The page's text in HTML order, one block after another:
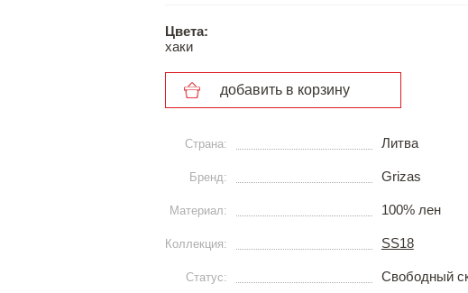
Цвета:
хаки
добавить в корзину
Страна: Литва
Бренд: Grizas
Материал: 100% лен
Коллекция: SS18
Статус: Свободный